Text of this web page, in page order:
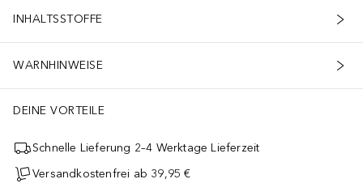
INHALTSSTOFFE
WARNHINWEISE
DEINE VORTEILE
Schnelle Lieferung 2–4 Werktage Lieferzeit
Versandkostenfrei ab 39,95 €